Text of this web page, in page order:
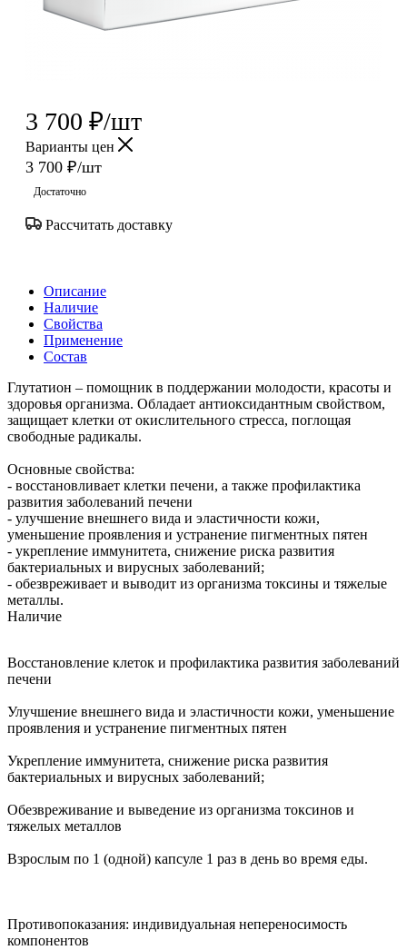
3 700 ₽/шт
Варианты цен
3 700 ₽/шт
Достаточно
Рассчитать доставку
Описание
Наличие
Свойства
Применение
Состав
Глутатион – помощник в поддержании молодости, красоты и
здоровья организма. Обладает антиоксидантным свойством,
защищает клетки от окислительного стресса, поглощая
свободные радикалы.
Основные свойства:
- восстановливает клетки печени, а также профилактика
развития заболеваний печени
- улучшение внешнего вида и эластичности кожи,
уменьшение проявления и устранение пигментных пятен
- укрепление иммунитета, снижение риска развития
бактериальных и вирусных заболеваний;
- обезвреживает и выводит из организма токсины и тяжелые
металлы.
Наличие
Восстановление клеток и профилактика развития заболеваний
печени
Улучшение внешнего вида и эластичности кожи, уменьшение
проявления и устранение пигментных пятен
Укрепление иммунитета, снижение риска развития
бактериальных и вирусных заболеваний;
Обезвреживание и выведение из организма токсинов и
тяжелых металлов
Взрослым по 1 (одной) капсуле 1 раз в день во время еды.
Противопоказания: индивидуальная непереносимость
компонентов